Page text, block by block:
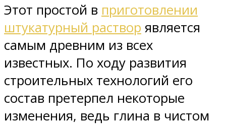
Этот простой в приготовлении
штукатурный раствор является
самым древним из всех
известных. По ходу развития
строительных технологий его
состав претерпел некоторые
изменения, ведь глина в чистом